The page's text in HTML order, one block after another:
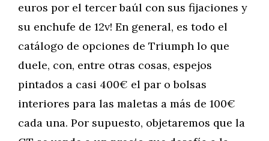
euros por el tercer baúl con sus fijaciones y
su enchufe de 12v! En general, es todo el
catálogo de opciones de Triumph lo que
duele, con, entre otras cosas, espejos
pintados a casi 400€ el par o bolsas
interiores para las maletas a más de 100€
cada una. Por supuesto, objetaremos que la